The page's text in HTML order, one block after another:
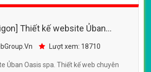
Thiết kế website Ủban
chuyên nghiệp chuẩn SEO
Lượt xem: 18710
Ủban Oasis spa. Thiết kế web chuyên